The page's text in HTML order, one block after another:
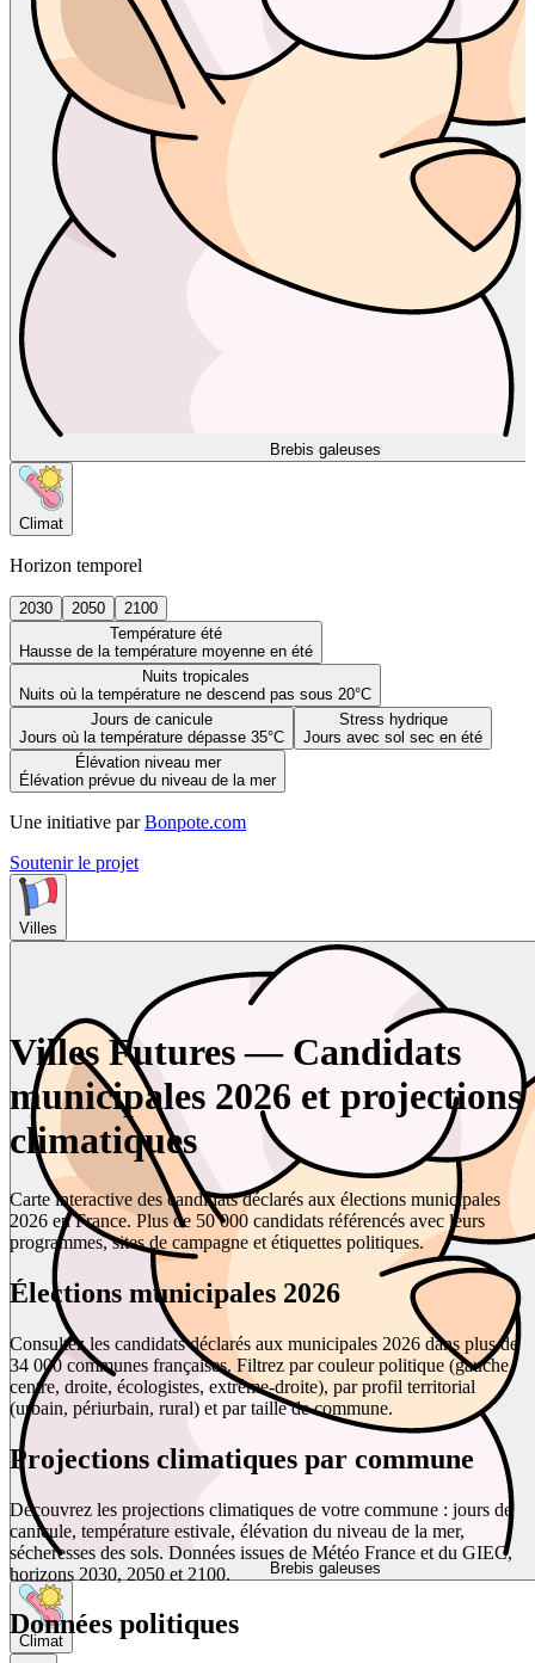
Brebis galeuses
Climat
Horizon temporel
2030 2050
2100
Température été
Hausse de la température moyenne en été
Nuits tropicales
Nuits où la température ne descend pas sous 20°C
Jours de canicule
Jours où la température dépasse 35°C
Stress hydrique
Jours avec sol sec en été
Élévation niveau mer
Élévation prévue du niveau de la mer
Une initiative par Bonpote.com
Soutenir le projet
Villes
Brebis galeuses
Climat
Villes Futures — Candidats
municipales 2026 et projections
climatiques
Carte interactive des candidats déclarés aux élections municipales
2026 en France. Plus de 50 000 candidats référencés avec leurs
programmes, sites de campagne et étiquettes politiques.
Élections municipales 2026
Consultez les candidats déclarés aux municipales 2026 dans plus de
34 000 communes françaises. Filtrez par couleur politique (gauche,
centre, droite, écologistes, extrême-droite), par profil territorial
(urbain, périurbain, rural) et par taille de commune.
Projections climatiques par commune
Découvrez les projections climatiques de votre commune : jours de
canicule, température estivale, élévation du niveau de la mer,
sécheresses des sols. Données issues de Météo France et du GIEC,
horizons 2030, 2050 et 2100.
Données politiques